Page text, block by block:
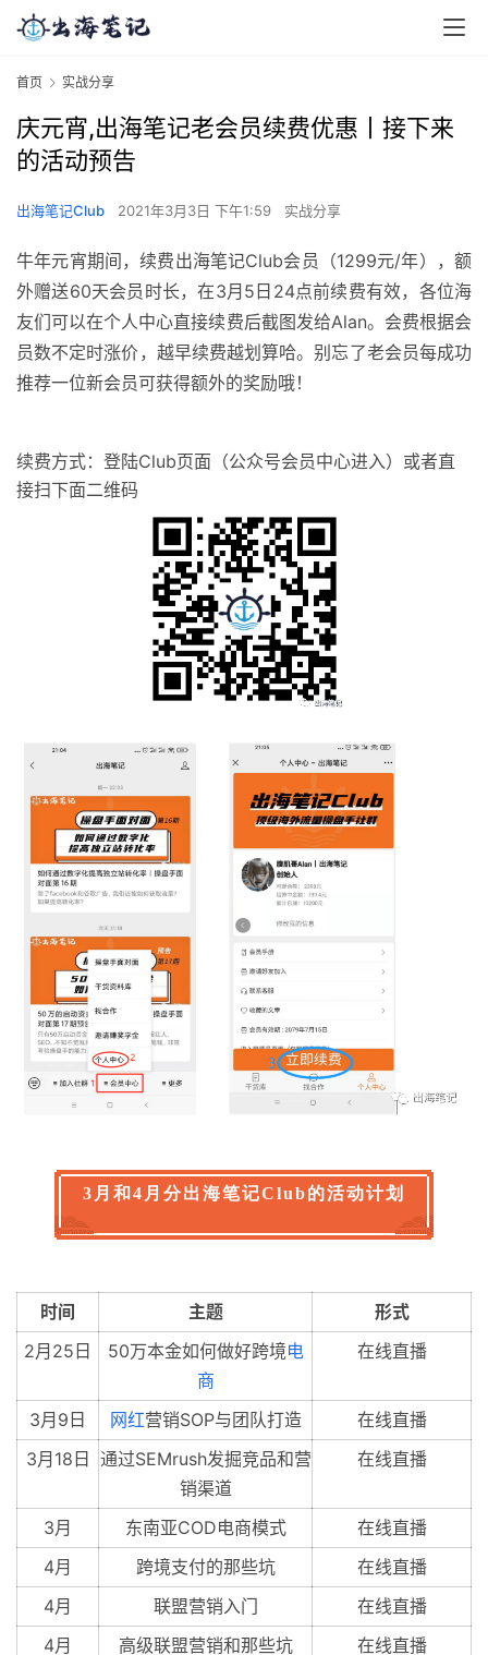
首页 实战分享
庆元宵,出海笔记老会员续费优惠丨接下来
的活动预告
出海笔记Club 2021年3月3日 下午1:59 实战分享
牛年元宵期间，续费出海笔记Club会员（1299元/年）， 额
外赠送60天会员时长，在3月5日 24点前续费有效，各位海
友们可以在个人中心直接续费后截图发给Alan。 会费根据会
员数不定时涨价，越早续费越划算哈。 别忘了老会员每成功
推荐一位新会员可获得额外的奖励哦！
续费方式：登陆Club页面（公众号会员中心进入）或者直
接扫下面二维码
3月和4月分出海笔记Club的活动计划
时间 主题
形式
2月25日
50万本金如何做好跨境电
商
在线直播
3月9日 网红营销SOP与团队打造
在线直播
3月18日
通过SEMrush发掘竞品和营
销渠道
在线直播
3月 东南亚COD电商模式
在线直播
4月
跨境支付的那些坑
在线直播
4月
联盟营销入门
在线直播
4月
高级联盟营销和那些坑
在线直播